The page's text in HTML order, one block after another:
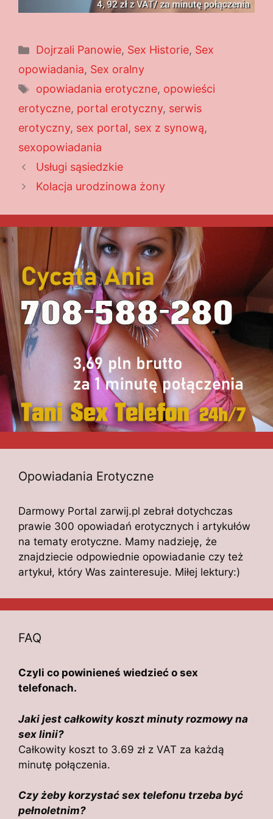
Kategorie
Dojrzali Panowie, Sex Historie, Sex
opowiadania, Sex oralny
Tagi
opowiadania erotyczne, opowieści
erotyczne, portal erotyczny, serwis
erotyczny, sex portal, sex z synową,
sexopowiadania
Usługi sąsiedzkie
Kolacja urodzinowa żony
Opowiadania Erotyczne
Darmowy Portal zarwij.pl zebrał dotychczas
prawie 300 opowiadań erotycznych i artykułów
na tematy erotyczne. Mamy nadzieję, że
znajdziecie odpowiednie opowiadanie czy też
artykuł, który Was zainteresuje. Miłej lektury:)
FAQ
Czyli co powinieneś wiedzieć o sex
telefonach.
Jaki jest całkowity koszt minuty rozmowy na
sex linii?
Całkowity koszt to 3.69 zł z VAT za każdą
minutę połączenia.
Czy żeby korzystać sex telefonu trzeba być
pełnoletnim?